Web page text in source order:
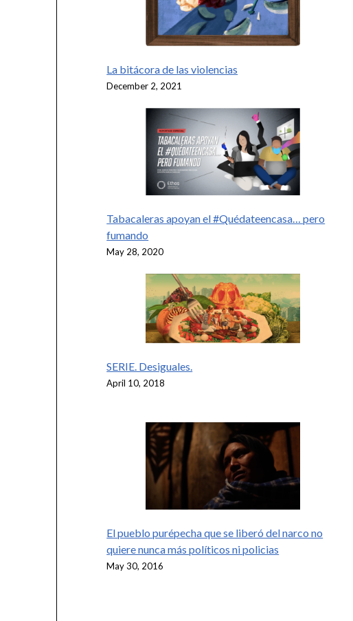
La bitácora de las violencias
December 2, 2021
Tabacaleras apoyan el #Quédateencasa… pero
fumando
May 28, 2020
SERIE. Desiguales.
April 10, 2018
El pueblo purépecha que se liberó del narco no
quiere nunca más políticos ni policias
May 30, 2016